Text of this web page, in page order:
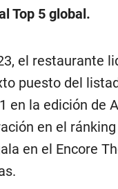
Top 5 global.
el restaurante
puesto del
en la edición de
en el
en el Encore